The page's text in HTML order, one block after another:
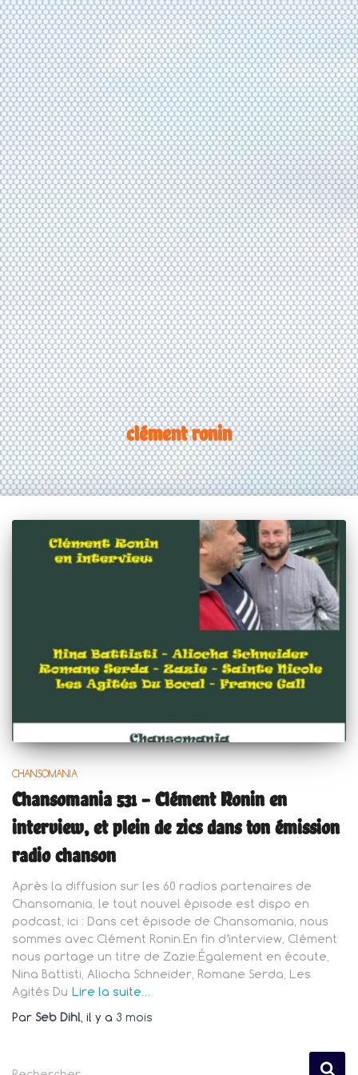
clément ronin
CHANSOMANIA
Chansomania 531 – Clément Ronin en
interview, et plein de zics dans ton émission
radio chanson
Après la diffusion sur les 60 radios partenaires de
Chansomania, le tout nouvel épisode est dispo en
podcast, ici : Dans cet épisode de Chansomania, nous
sommes avec Clément Ronin.En fin d’interview, Clément
nous partage un titre de Zazie.Également en écoute,
Nina Battisti, Aliocha Schneider, Romane Serda, Les
Agités Du Lire la suite…
Par Seb Dihl, il y a 3 mois
R